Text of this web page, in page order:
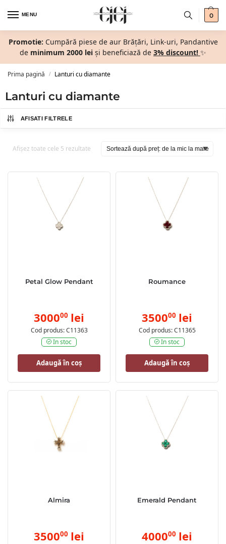
MENU 0
Promotie: Cumpără piese de aur Brățări, Link-uri, Pandantive
de minimum 2000 lei și beneficiază de 3% discount! ✨
Prima pagină / Lanturi cu diamante
Lanturi cu diamante
AFISATI FILTRELE
Afișez toate cele 5 rezultate
Petal Glow Pendant
300000 lei
Cod produs: C11363
In stoc
Adaugă în coș
Roumance
350000 lei
Cod produs: C11365
In stoc
Adaugă în coș
Almira
350000 lei
Emerald Pendant
400000 lei